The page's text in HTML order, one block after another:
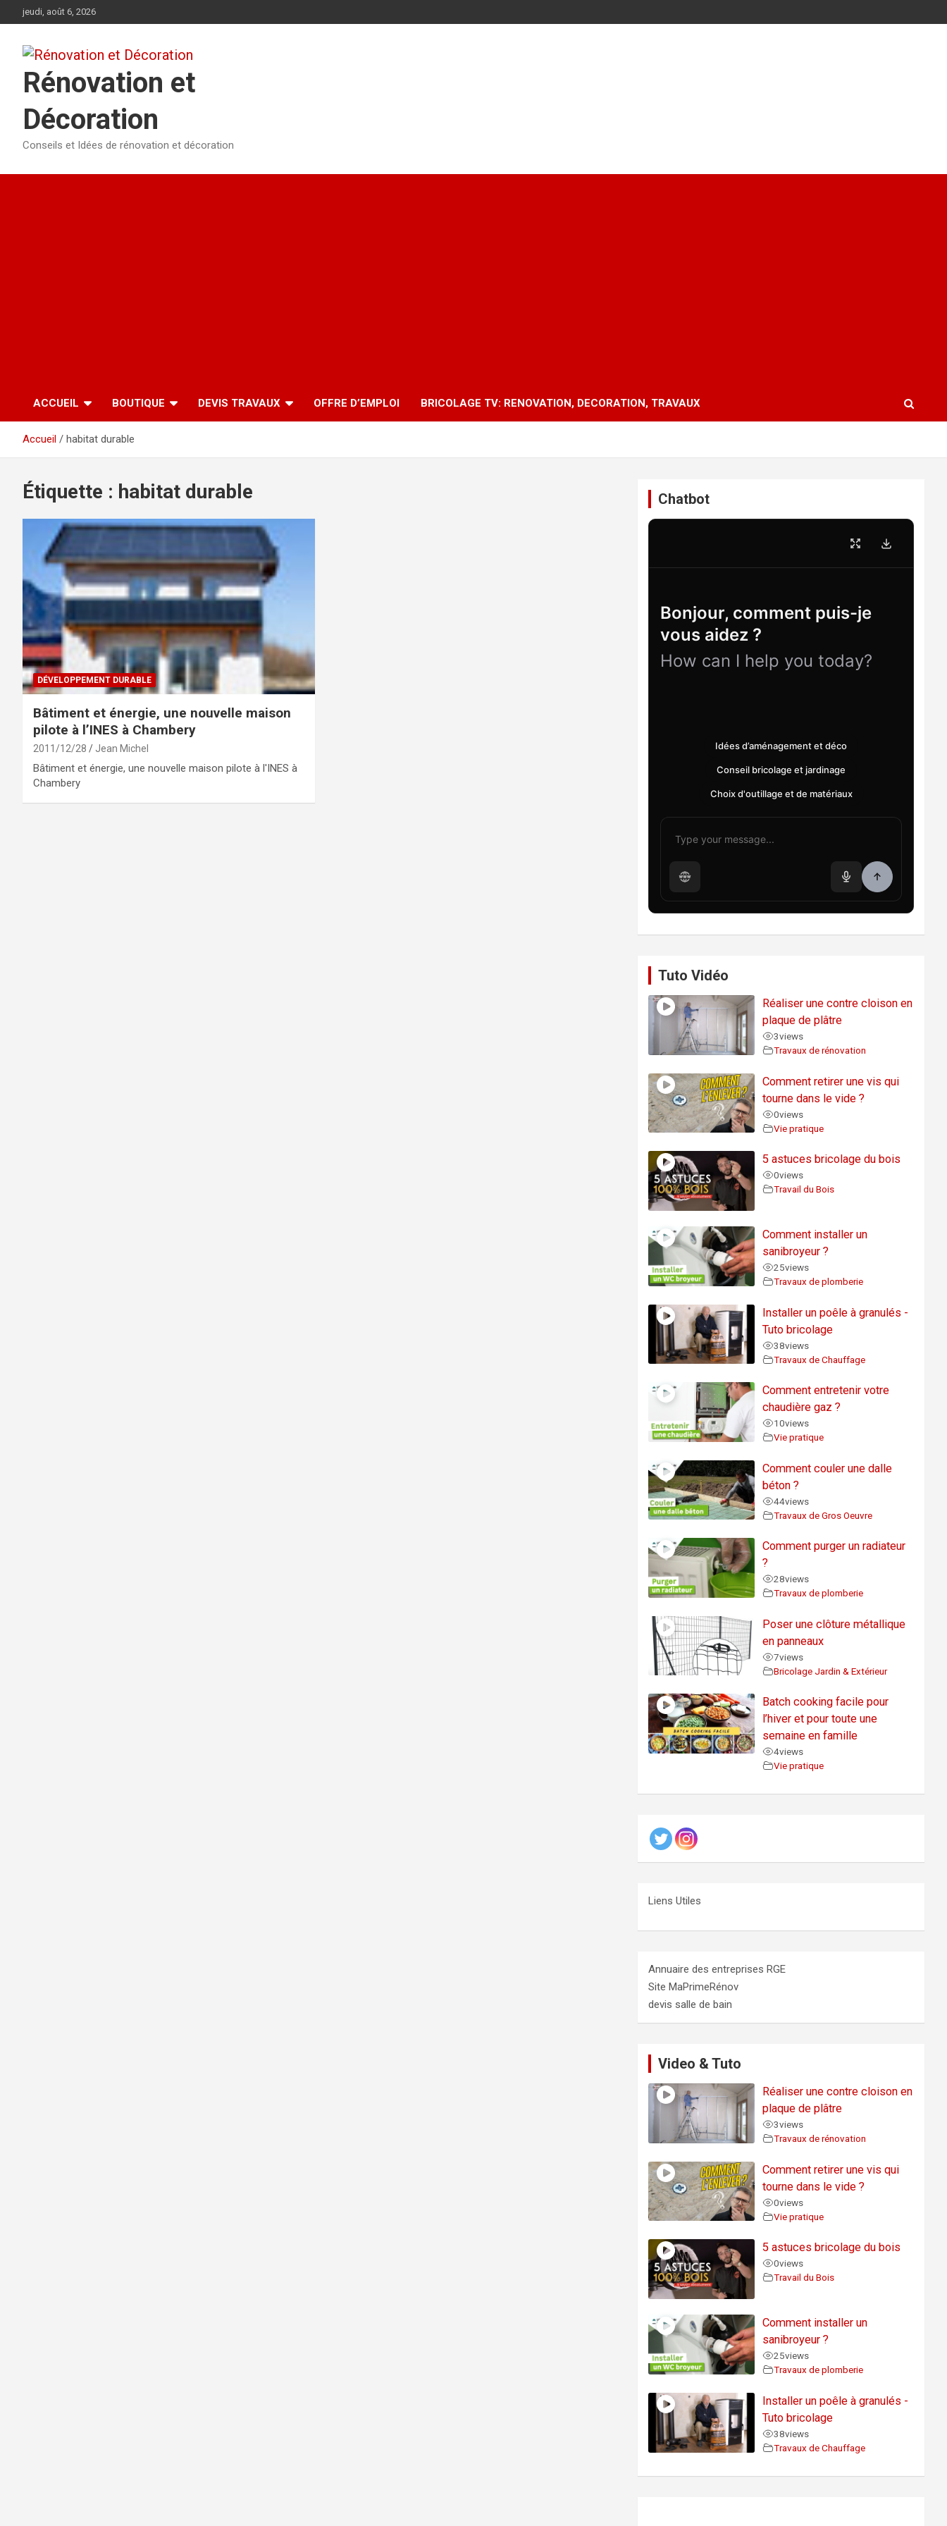
au
jeudi, août 6, 2026
Rénovation et
Décoration
Conseils et Idées de rénovation et décoration
ACCUEIL BOUTIQUE DEVIS TRAVAUX OFFRE D’EMPLOI BRICOLAGE TV: RENOVATION, DECORATION, TRAVAUX
Accueil habitat durable
Étiquette : habitat durable
DÉVELOPPEMENT DURABLE
Bâtiment et énergie, une nouvelle maison
pilote à l’INES à Chambery
2011/12/28 Jean Michel
Bâtiment et énergie, une nouvelle maison pilote à l'INES à
Chambery
Chatbot
Bonjour, comment puis-je
vous aidez ?
How can I help you today?
Idées d’aménagement et déco
Conseil bricolage et jardinage
Choix d'outillage et de matériaux
Tuto Vidéo
Réaliser une contre cloison en
plaque de plâtre
3views
Travaux de rénovation
Comment retirer une vis qui
tourne dans le vide ?
0views
Vie pratique
5 astuces bricolage du bois
0views
Travail du Bois
Comment installer un
sanibroyeur ?
25views
Travaux de plomberie
Installer un poêle à granulés -
Tuto bricolage
38views
Travaux de Chauffage
Comment entretenir votre
chaudière gaz ?
10views
Vie pratique
Comment couler une dalle
béton ?
44views
Travaux de Gros Oeuvre
Comment purger un radiateur
?
28views
Travaux de plomberie
Poser une clôture métallique
en panneaux
7views
Bricolage Jardin & Extérieur
Batch cooking facile pour
l’hiver et pour toute une
semaine en famille
4views
Vie pratique
Liens Utiles
Annuaire des entreprises RGE
Site MaPrimeRénov
devis salle de bain
Video & Tuto
Réaliser une contre cloison en
plaque de plâtre
3views
Travaux de rénovation
Comment retirer une vis qui
tourne dans le vide ?
0views
Vie pratique
5 astuces bricolage du bois
0views
Travail du Bois
Comment installer un
sanibroyeur ?
25views
Travaux de plomberie
Installer un poêle à granulés -
Tuto bricolage
38views
Travaux de Chauffage